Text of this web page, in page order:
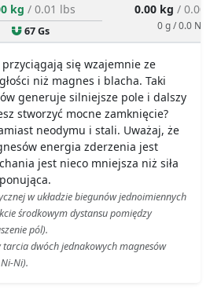
kg / 0.01 lbs
67 Gs
0.00 kg / 0.00
0 g / 0.0 N
się wzajemnie ze
niż magnes i blacha. Taki
generuje silniejsze pole i dalszy
stworzyć mocne zamknięcie?
neodymu i stali. Uważaj, że
energia zderzenia jest
jest nieco mniejsza niż siła
w układzie biegunów jednoimiennych
środkowym dystansu pomiędzy
pól).
tarcia dwóch jednakowych magnesów
Ni).